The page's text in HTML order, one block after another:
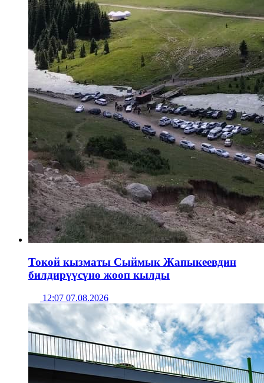
Токой кызматы Сыймык Жапыкеевдин
билдирүүсүнө жооп кылды
12:07 07.08.2026